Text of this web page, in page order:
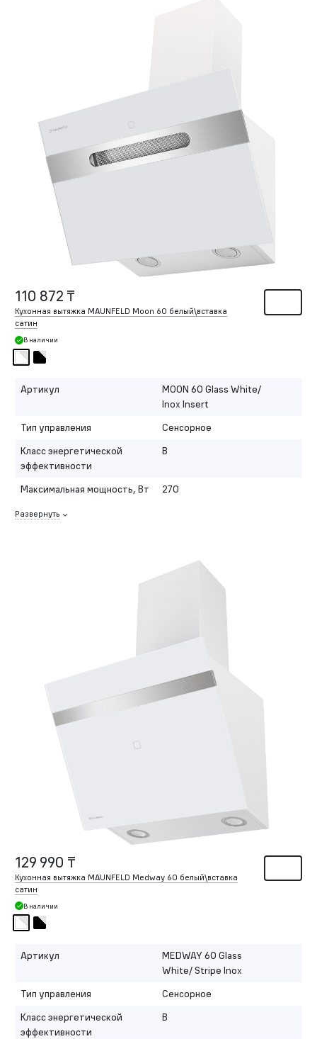
110 872 ₸
Кухонная вытяжка MAUNFELD Moon 60 белый\вставка
сатин
В наличии
Артикул
MOON 60 Glass White/
Inox Insert
Тип управления
Сенсорное
Класс энергетической
эффективности
B
Максимальная мощность, Вт 270
Развернуть
129 990 ₸
Кухонная вытяжка MAUNFELD Medway 60 белый\вставка
сатин
В наличии
Артикул
MEDWAY 60 Glass
White/ Stripe Inox
Тип управления
Сенсорное
Класс энергетической
эффективности
B